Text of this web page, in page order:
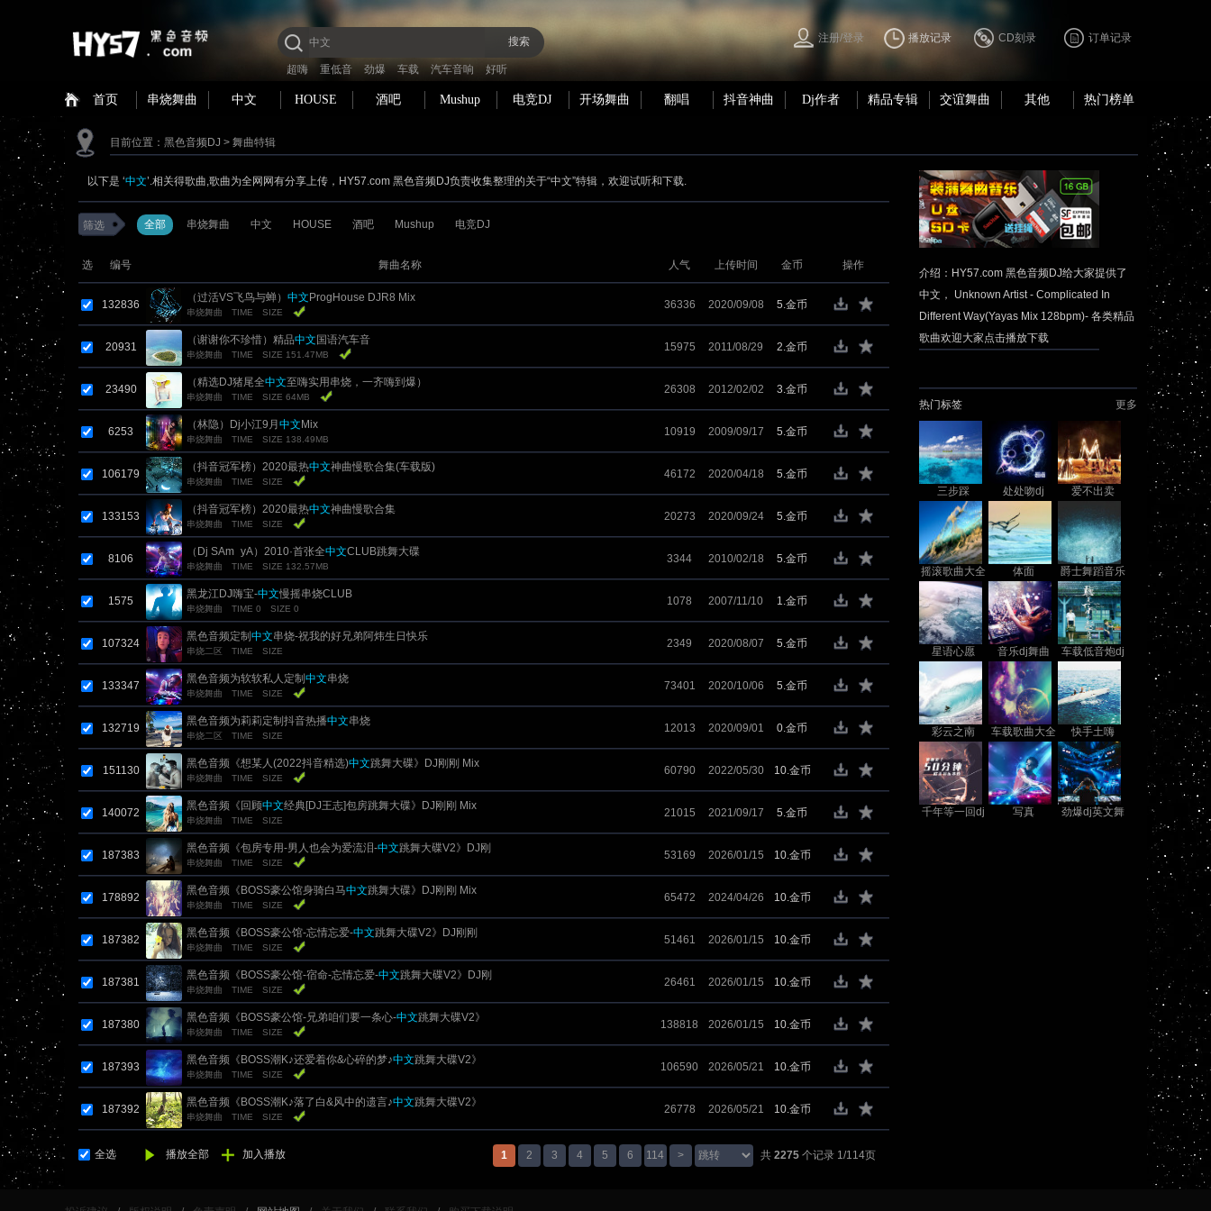
搜索
超嗨 重低音 劲爆 车载 汽车音响 好听
注册/登录 播放记录 CD刻录 订单记录
首页 串烧舞曲 中文 HOUSE 酒吧 Mushup 电竞DJ 开场舞曲 翻唱 抖音神曲 Dj作者 精品专辑 交谊舞曲 其他 热门榜单
目前位置： 黑色音频DJ > 舞曲特辑
以下是 ‘中文’.相关得歌曲,歌曲为全网网有分享上传，HY57.com 黑色音频DJ负责收集整理的关于“中文”特辑，欢迎试听和下载.
筛选 全部 串烧舞曲 中文 HOUSE 酒吧 Mushup 电竞DJ
选 编号 舞曲名称 人气 上传时间 金币 操作
132836
（过活VS飞鸟与蝉） 中文 ProgHouse DJR8 Mix
串烧舞曲 TIME SIZE
36336 2020/09/08 5.金币
20931
（谢谢你不珍惜）精品中文 国语汽车音
串烧舞曲 TIME SIZE 151.47MB
15975 2011/08/29 2.金币
23490
（精选DJ猪尾全中文至嗨实用串烧，一齐嗨到爆）
串烧舞曲 TIME SIZE 64MB
26308 2012/02/02 3.金币
6253
（林隐）Dj小江9月 中文 Mix
串烧舞曲 TIME SIZE 138.49MB
10919 2009/09/17 5.金币
106179
（抖音冠军榜）2020最热中文神曲慢歌合集(车载版)
串烧舞曲 TIME SIZE
46172 2020/04/18 5.金币
133153
（抖音冠军榜）2020最热中文神曲慢歌合集
串烧舞曲 TIME SIZE
20273 2020/09/24 5.金币
8106
（Dj SAm_yA）2010·首张全中文CLUB跳舞大碟
串烧舞曲 TIME SIZE 132.57MB
3344 2010/02/18 5.金币
1575
黑龙江DJ嗨宝-中文慢摇串烧CLUB
串烧舞曲 TIME 0 SIZE 0
1078 2007/11/10 1.金币
107324
黑色音频定制 中文串烧-祝我的好兄弟阿炜生日快乐
串烧二区 TIME SIZE
2349 2020/08/07 5.金币
133347
黑色音频为软软私人定制 中文串烧
串烧舞曲 TIME SIZE
73401 2020/10/06 5.金币
132719
黑色音频为莉莉定制抖音热播中文串烧
串烧二区 TIME SIZE
12013 2020/09/01 0.金币
151130
黑色音频《想某人(2022抖音精选)中文跳舞大碟》DJ刚刚 Mix
串烧舞曲 TIME SIZE
60790 2022/05/30 10.金币
140072
黑色音频《回顾中文经典[DJ王志]包房跳舞大碟》DJ刚刚 Mix
串烧舞曲 TIME SIZE
21015 2021/09/17 5.金币
187383
黑色音频《包房专用-男人也会为爱流泪-中文跳舞大碟V2》DJ刚
刚 Mix
串烧舞曲 TIME SIZE
53169 2026/01/15 10.金币
178892
黑色音频《BOSS豪公馆身骑白马中文跳舞大碟》DJ刚刚 Mix
串烧舞曲 TIME SIZE
65472 2024/04/26 10.金币
187382
黑色音频《BOSS豪公馆-忘情忘爱-中文跳舞大碟V2》DJ刚刚
Mix
串烧舞曲 TIME SIZE
51461 2026/01/15 10.金币
187381
黑色音频《BOSS豪公馆-宿命-忘情忘爱-中文跳舞大碟V2》DJ刚
刚 Mix
串烧舞曲 TIME SIZE
26461 2026/01/15 10.金币
187380
黑色音频《BOSS豪公馆-兄弟咱们要一条心-中文跳舞大碟V2》
DJ刚刚 Mix
串烧舞曲 TIME SIZE
138818 2026/01/15 10.金币
187393
黑色音频《BOSS潮K♪还爱着你&心碎的梦♪中文跳舞大碟V2》
DJ刚刚 Mix
串烧舞曲 TIME SIZE
106590 2026/05/21 10.金币
187392
黑色音频《BOSS潮K♪落了白&风中的遗言♪中文跳舞大碟V2》
DJ刚刚 Mix
串烧舞曲 TIME SIZE
26778 2026/05/21 10.金币
全选 播放全部 加入播放 1 2 3 4 5 6 114 > 共 2275个记录 1/114页
介绍：HY57.com 黑色音频DJ给大家提供了
中文， Unknown Artist - Complicated In
Different Way(Yayas Mix 128bpm)- 各类精品
歌曲欢迎大家点击播放下载
热门标签 更多
三步踩 处处吻dj 爱不出卖
摇滚歌曲大全 体面 爵士舞蹈音乐
星语心愿 音乐dj舞曲
车载低音炮dj
彩云之南 车载歌曲大全 快手土嗨
千年等一回dj
写真
劲爆dj英文舞